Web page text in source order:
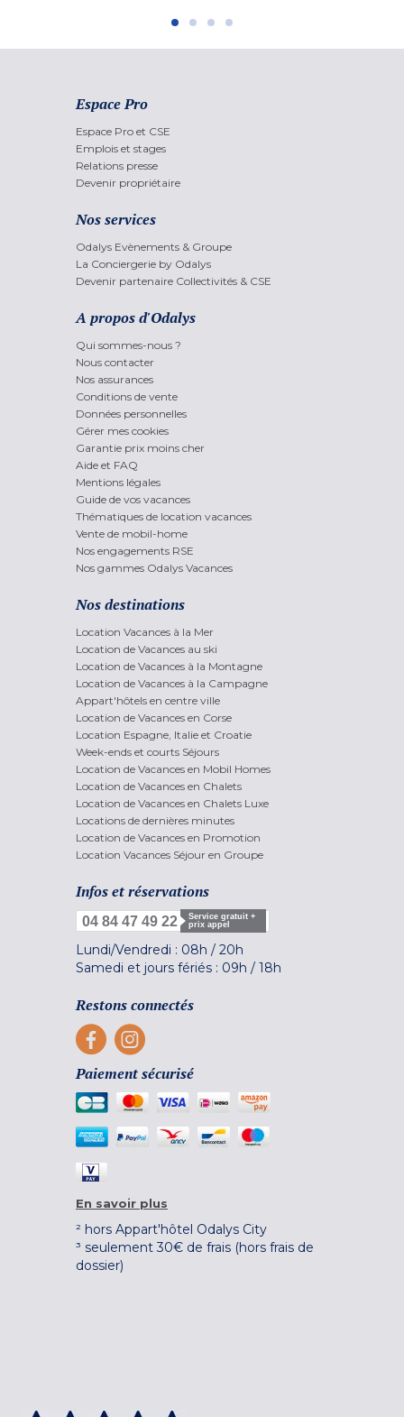
Espace Pro
Espace Pro et CSE
Emplois et stages
Relations presse
Devenir propriétaire
Nos services
Odalys Evènements & Groupe
La Conciergerie by Odalys
Devenir partenaire Collectivités & CSE
A propos d'Odalys
Qui sommes-nous ?
Nous contacter
Nos assurances
Conditions de vente
Données personnelles
Gérer mes cookies
Garantie prix moins cher
Aide et FAQ
Mentions légales
Guide de vos vacances
Thématiques de location vacances
Vente de mobil-home
Nos engagements RSE
Nos gammes Odalys Vacances
Nos destinations
Location Vacances à la Mer
Location de Vacances au ski
Location de Vacances à la Montagne
Location de Vacances à la Campagne
Appart'hôtels en centre ville
Location de Vacances en Corse
Location Espagne, Italie et Croatie
Week-ends et courts Séjours
Location de Vacances en Mobil Homes
Location de Vacances en Chalets
Location de Vacances en Chalets Luxe
Locations de dernières minutes
Location de Vacances en Promotion
Location Vacances Séjour en Groupe
Infos et réservations
04 84 47 49 22
Service gratuit +
prix appel
Lundi/Vendredi : 08h / 20h
Samedi et jours fériés : 09h / 18h
Restons connectés
Paiement sécurisé
En savoir plus
² hors Appart'hôtel Odalys City
³ seulement 30€ de frais (hors frais de
dossier)